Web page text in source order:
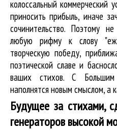
колоссальный
приносить прибыль, иначе
сочинительство. Поэтому
любую рифму к слову
творческую победу,
поэтической славе и
ваших стихов. С
наполнятся новым смыслом, а
Будущее за стихами,
генераторов высокой